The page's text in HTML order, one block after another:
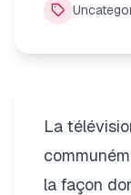
La
la façon